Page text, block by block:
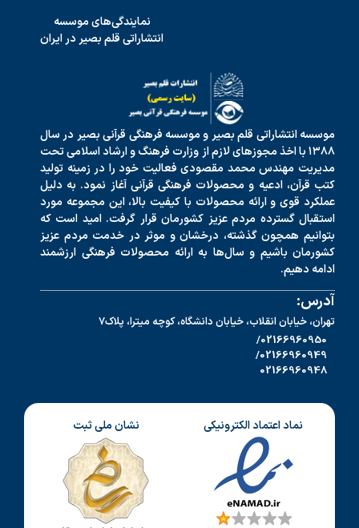
نمایندگی‌های موسسه
انتشاراتی قلم بصیر در ایران
موسسه انتشاراتی قلم بصیر و موسسه فرهنگی قرآنی بصیر در سال
۱۳۸۸ با اخذ مجوزهای لازم از وزارت فرهنگ و ارشاد اسلامی تحت
مدیریت مهندس محمد مقصودی فعالیت خود را در زمینه تولید
کتب قرآن، ادعیه و محصولات فرهنگی قرآنی آغاز نمود. به دلیل
عملکرد قوی و ارائه محصولات با کیفیت بالا، این مجموعه مورد
استقبال گسترده مردم عزیز کشورمان قرار گرفت. امید است که
بتوانیم همچون گذشته، درخشان و موثر در خدمت مردم عزیز
کشورمان باشیم و سال‌ها به ارائه محصولات فرهنگی ارزشمند
ادامه دهیم.
آدرس:
تهران، خیابان انقلاب، خیابان دانشگاه، کوچه میترا، پلاک7
02166960950/
02166960949/
02166960948
نماد اعتماد الکترونیکی نشان ملی ثبت